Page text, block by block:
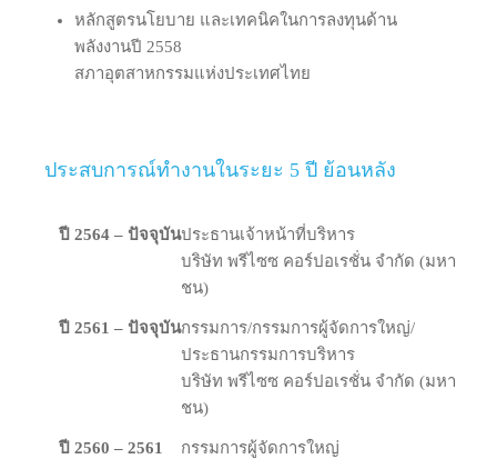
หลักสูตรนโยบาย และเทคนิคในการลงทุนด้าน
พลังงานปี 2558
สภาอุตสาหกรรมแห่งประเทศไทย
ประสบการณ์ทำงานในระยะ 5 ปี ย้อนหลัง
ปี 2564 – ปัจจุบันประธานเจ้าหน้าที่บริหาร
บริษัท​ พ​รี​ไซ​ซ คอร์ปอเรชั่น​ จํากัด​ (มหา​
ชน)
ปี 2561 – ปัจจุบันกรรมการ/กรรมการผู้จัดการใหญ่/
ประธานกรรมการบริหาร
บริษัท​ พ​รี​ไซ​ซ คอร์ปอเรชั่น​ จํากัด​ (มหา​
ชน)
ปี 2560 – 2561
กรรมการผู้จัดการใหญ่